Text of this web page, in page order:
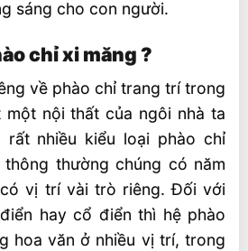
sáng cho con người.
chỉ xi măng ?
về phào chỉ trang trí trong
một nội thất của ngôi nhà ta
nhiều kiểu loại phào chỉ
thông thường chúng có năm
có vị trí vài trò riêng. Đối với
hay cổ điển thì hệ phào
hoa văn ở nhiều vị trí, trong